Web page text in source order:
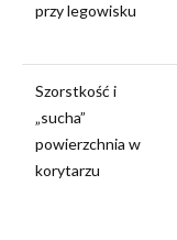
przy legowisku
Szorstkość i
„sucha”
powierzchnia w
korytarzu